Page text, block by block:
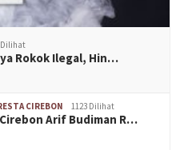
Dilihat
Rokok Ilegal, Hin…
CIREBON 1123 Dilihat
Arif Budiman R…